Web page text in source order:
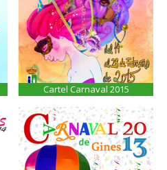
Cartel Carnaval 2015